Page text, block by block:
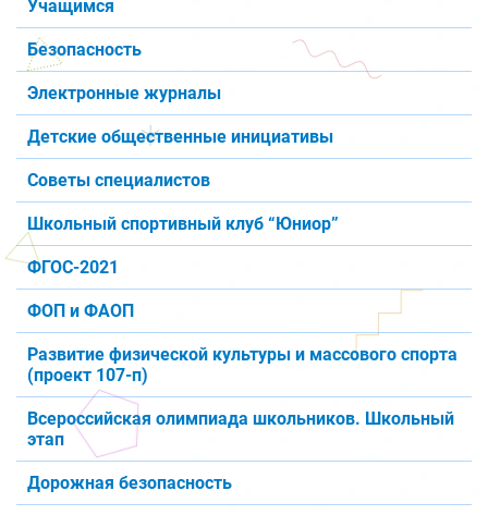
Учащимся
Безопасность
Электронные журналы
Детские общественные инициативы
Советы специалистов
Школьный спортивный клуб “Юниор”
ФГОС-2021
ФОП и ФАОП
Развитие физической культуры и массового спорта
(проект 107-п)
Всероссийская олимпиада школьников. Школьный
этап
Дорожная безопасность